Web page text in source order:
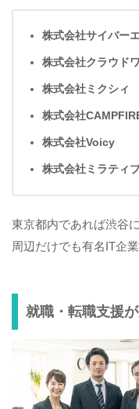
株式会社サイバー
株式会社クラウド
株式会社ミクシィ
株式会社
株式会社Voicy
株式会社ミラティ
東京都内であれば渋谷
周辺だけでも有名IT企
就職・転職支援